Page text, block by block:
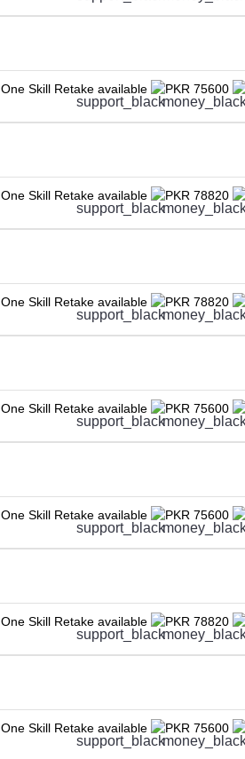
PKR 75600
One Skill Retake available
PKR 78820
One Skill Retake available
PKR 78820
One Skill Retake available
PKR 75600
One Skill Retake available
PKR 75600
One Skill Retake available
PKR 78820
One Skill Retake available
PKR 75600
One Skill Retake available